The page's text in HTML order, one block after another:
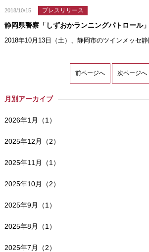
2018/10/15 プレスリリース
静岡県警察「しずおかランニングパトロール
2018年10月13日（土）、静岡市のツインメッセ
前ページへ 次ページへ
月別アーカイブ
2026年1月（1）
2025年12月（2）
2025年11月（1）
2025年10月（2）
2025年9月（1）
2025年8月（1）
2025年7月（2）